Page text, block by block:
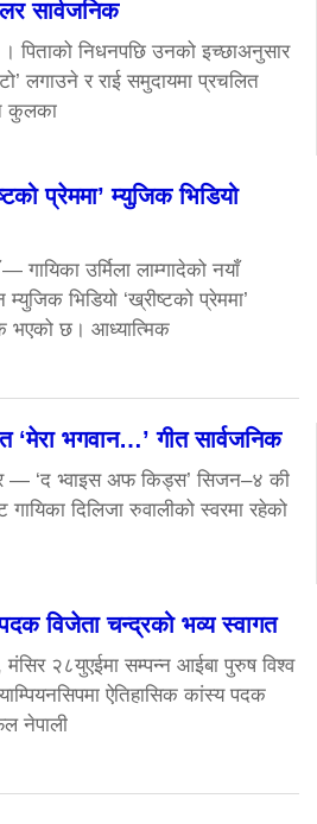
गायिका उर्मिला लाम्गादेको नयाँ
म्युजिक भिडियो ‘ख्रीष्टको प्रेममा’
भएको छ। आध्यात्मिक
‘मेरा भगवान…’ गीत सार्वजनिक
गायिका दिलिजा रुवालीको स्वरमा रहेको
विजेता चन्द्रको भव्य स्वागत
ऐतिहासिक कांस्य पदक
नेपाली
दरिलो बन्दै डा. राजन भट्टराई
जान आयोगले लगायो